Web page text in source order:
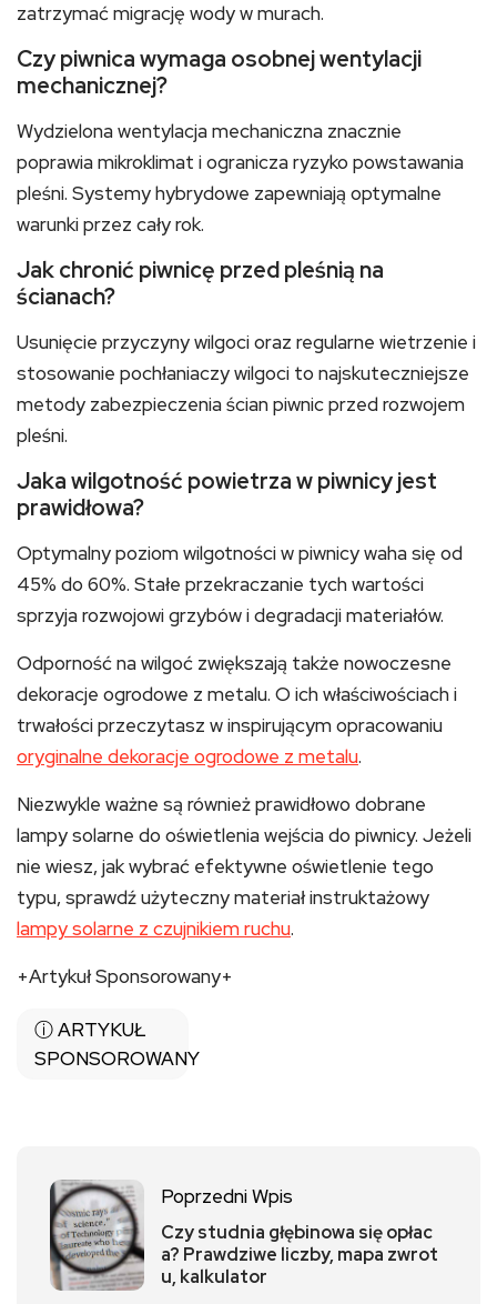
zatrzymać migrację wody w murach.
Czy piwnica wymaga osobnej wentylacji
mechanicznej?
Wydzielona wentylacja mechaniczna znacznie
poprawia mikroklimat i ogranicza ryzyko powstawania
pleśni. Systemy hybrydowe zapewniają optymalne
warunki przez cały rok.
Jak chronić piwnicę przed pleśnią na
ścianach?
Usunięcie przyczyny wilgoci oraz regularne wietrzenie i
stosowanie pochłaniaczy wilgoci to najskuteczniejsze
metody zabezpieczenia ścian piwnic przed rozwojem
pleśni.
Jaka wilgotność powietrza w piwnicy jest
prawidłowa?
Optymalny poziom wilgotności w piwnicy waha się od
45% do 60%. Stałe przekraczanie tych wartości
sprzyja rozwojowi grzybów i degradacji materiałów.
Odporność na wilgoć zwiększają także nowoczesne
dekoracje ogrodowe z metalu. O ich właściwościach i
trwałości przeczytasz w inspirującym opracowaniu
oryginalne dekoracje ogrodowe z metalu.
Niezwykle ważne są również prawidłowo dobrane
lampy solarne do oświetlenia wejścia do piwnicy. Jeżeli
nie wiesz, jak wybrać efektywne oświetlenie tego
typu, sprawdź użyteczny materiał instruktażowy
lampy solarne z czujnikiem ruchu.
+Artykuł Sponsorowany+
ⓘ ARTYKUŁ
SPONSOROWANY
Poprzedni Wpis
Czy studnia głębinowa się opłac
a? Prawdziwe liczby, mapa zwrot
u, kalkulator